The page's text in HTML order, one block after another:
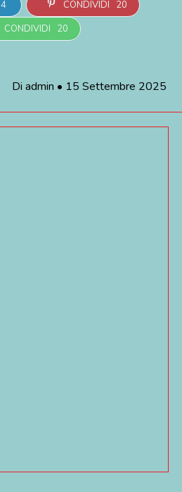
4 CONDIVIDI 20
CONDIVIDI 20
Di admin • 15 Settembre 2025